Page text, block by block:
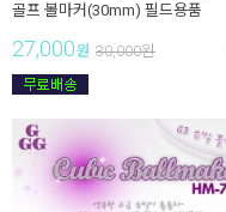
골프 볼마커(30mm) 필드용품
27,000원 30,000원